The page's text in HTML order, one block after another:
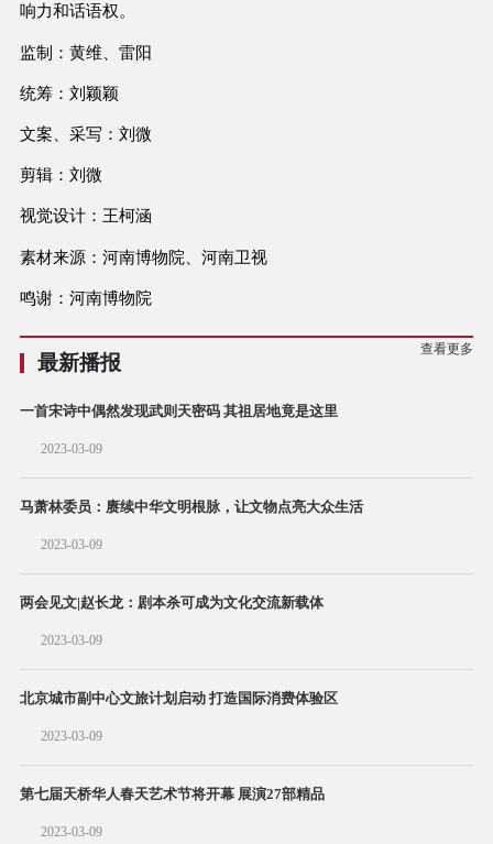
响力和话语权。
监制：黄维、雷阳
统筹：刘颖颖
文案、采写：刘微
剪辑：刘微
视觉设计：王柯涵
素材来源：河南博物院、河南卫视
鸣谢：河南博物院
最新播报
查看更多
一首宋诗中偶然发现武则天密码 其祖居地竟是这里
2023-03-09
马萧林委员：赓续中华文明根脉，让文物点亮大众生活
2023-03-09
两会见文|赵长龙：剧本杀可成为文化交流新载体
2023-03-09
北京城市副中心文旅计划启动 打造国际消费体验区
2023-03-09
第七届天桥华人春天艺术节将开幕 展演27部精品
2023-03-09